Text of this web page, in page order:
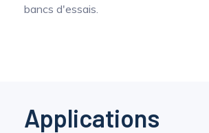
bancs d'essais.
Applications